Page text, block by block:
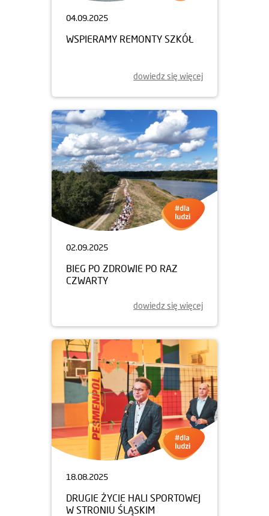
04.09.2025
WSPIERAMY REMONTY SZKÓŁ
dowiedz się więcej
02.09.2025
BIEG PO ZDROWIE PO RAZ
CZWARTY
dowiedz się więcej
18.08.2025
DRUGIE ŻYCIE HALI SPORTOWEJ
W STRONIU ŚLĄSKIM